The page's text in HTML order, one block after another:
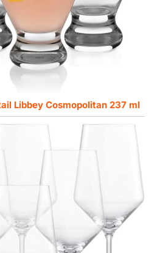
Libbey Cosmopolitan 237 ml